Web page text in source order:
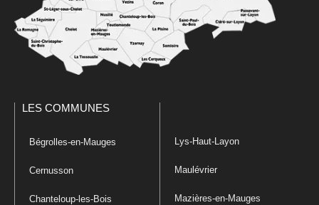
LES COMMUNES
Bégrolles-en-Mauges
Cernusson
Chanteloup-les-Bois
Lys-Haut-Layon
Maulévrier
Mazières-en-Mauges